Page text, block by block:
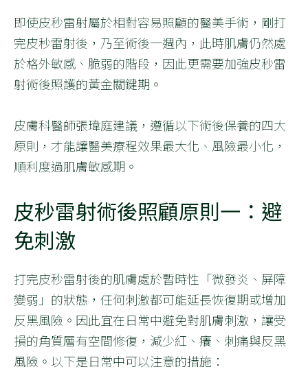
即使皮秒雷射屬於相對容易照顧的醫美手術，剛打
完皮秒雷射後，乃至術後一週內，此時肌膚仍然處
於格外敏感、脆弱的階段，因此更需要加強皮秒雷
射術後照護的黃金關鍵期。
皮膚科醫師張瑋庭建議，遵循以下術後保養的四大
原則，才能讓醫美療程效果最大化、風險最小化，
順利度過肌膚敏感期。
皮秒雷射術後照顧原則一：避
免刺激
打完皮秒雷射後的肌膚處於暫時性「微發炎、屏障
變弱」的狀態，任何刺激都可能延長恢復期或增加
反黑風險。因此宜在日常中避免對肌膚刺激，讓受
損的角質層有空間修復，減少紅、癢、刺痛與反黑
風險。以下是日常中可以注意的措施：